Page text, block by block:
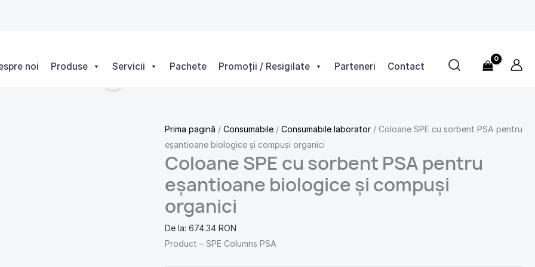
noi Produse Servicii Pachete Promoții / Resigilate Parteneri Contact
Prima pagină /Consumabile /Consumabile laborator / Coloane SPE cu sorbent PSA pentru
eșantioane biologice și compuși organici
Coloane SPE cu sorbent PSA pentru
eșantioane biologice și compuși
organici
De la:674.34 RON
Product – SPE Columns PSA
sorbent
biologice
și
compuși